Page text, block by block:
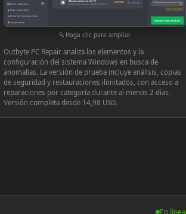
▤Vulnerabilidades 10
● PUA y seguridad
🔧Herramientas avanzadas
♟Optimización
◉ Archivos innecesarios dejados por Windows o las aplicaciones
939,71 MB Ver y reparar Herramientas avanzadas en tiempo
real
Hacer una pregunta
Reparar seleccionados
Haga clic para ampliar
Outbyte PC Repair analiza los elementos y la
configuración del sistema Windows en busca de
anomalías. La versión de prueba incluye análisis, copias
de seguridad y restauraciones ilimitados, con acceso a
reparaciones por categoría durante al menos 2 días.
Versión completa desde 14,98 USD.
En línea